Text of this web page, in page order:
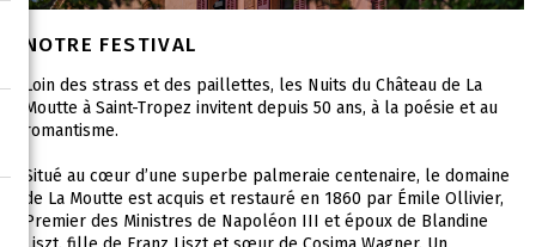
NOTRE FESTIVAL
Loin des strass et des paillettes, les Nuits du Château de La
Moutte à Saint-Tropez invitent depuis 50 ans, à la poésie et au
romantisme.
Situé au cœur d’une superbe palmeraie centenaire, le domaine
de La Moutte est acquis et restauré en 1860 par Émile Ollivier,
Premier des Ministres de Napoléon III et époux de Blandine